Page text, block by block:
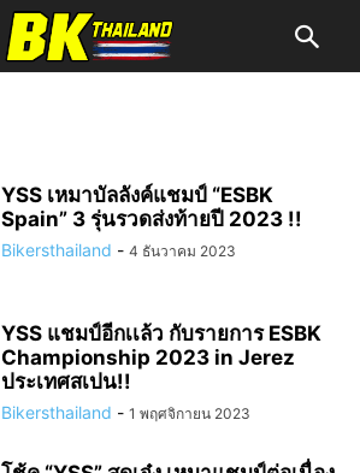
YSS เหมาบัลลังค์แชมป์ “ESBK
Spain” 3 รุ่นรวดส่งท้ายปี 2023 !!
Bikersthailand - 4 ธันวาคม 2023
YSS แชมป์อีกเเล้ว กับรายการ ESBK
Championship 2023 in Jerez
ประเทศสเปน!!
Bikersthailand - 1 พฤศจิกายน 2023